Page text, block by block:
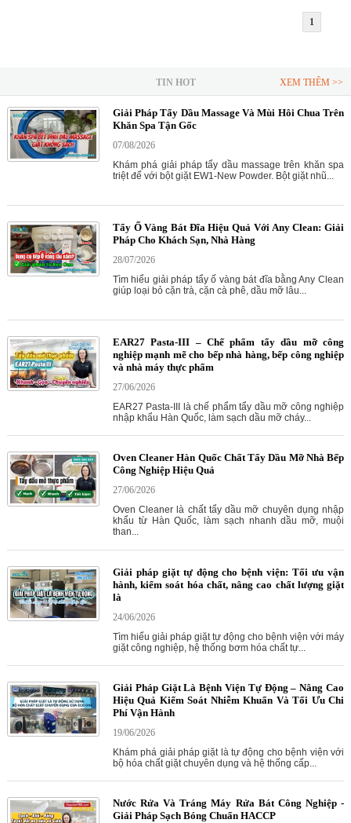
1
TIN HOT XEM THÊM >>
Giải Pháp Tẩy Dầu Massage Và Mùi Hôi Chua Trên
Khăn Spa Tận Gốc
07/08/2026
Khám phá giải pháp tẩy dầu massage trên khăn spa
triệt để với bột giặt EW1-New Powder. Bột giặt nhũ...
Tẩy Ố Vàng Bát Đĩa Hiệu Quả Với Any Clean: Giải
Pháp Cho Khách Sạn, Nhà Hàng
28/07/2026
Tìm hiểu giải pháp tẩy ố vàng bát đĩa bằng Any Clean
giúp loại bỏ cặn trà, cặn cà phê, dầu mỡ lâu...
EAR27 Pasta-III – Chế phẩm tẩy dầu mỡ công
nghiệp mạnh mẽ cho bếp nhà hàng, bếp công nghiệp
và nhà máy thực phẩm
27/06/2026
EAR27 Pasta-III là chế phẩm tẩy dầu mỡ công nghiệp
nhập khẩu Hàn Quốc, làm sạch dầu mỡ cháy...
Oven Cleaner Hàn Quốc Chất Tẩy Dầu Mỡ Nhà Bếp
Công Nghiệp Hiệu Quả
27/06/2026
Oven Cleaner là chất tẩy dầu mỡ chuyên dụng nhập
khẩu từ Hàn Quốc, làm sạch nhanh dầu mỡ, muội
than...
Giải pháp giặt tự động cho bệnh viện: Tối ưu vận
hành, kiểm soát hóa chất, nâng cao chất lượng giặt
là
24/06/2026
Tìm hiểu giải pháp giặt tự động cho bệnh viện với máy
giặt công nghiệp, hệ thống bơm hóa chất tự...
Giải Pháp Giặt Là Bệnh Viện Tự Động – Nâng Cao
Hiệu Quả Kiểm Soát Nhiễm Khuẩn Và Tối Ưu Chi
Phí Vận Hành
19/06/2026
Khám phá giải pháp giặt là tự động cho bệnh viện với
bộ hóa chất giặt chuyên dụng và hệ thống cấp...
Nước Rửa Và Tráng Máy Rửa Bát Công Nghiệp -
Giải Pháp Sạch Bóng Chuẩn HACCP